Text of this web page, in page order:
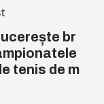
br
tenis de m